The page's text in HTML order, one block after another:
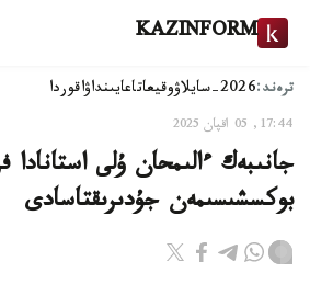
KAZINFORM
ترەند:2026-سايلاۋ وقيعاتاعايىنداۋاقوردا
17:44, 05 اقپان 2025
جانىبەك ءالىمحان ۇلى استانادا
بوكسشىسىمەن جۇدىرىقتاسادى